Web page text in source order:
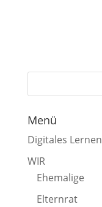
Menü
Digitales Lernen
WIR
Ehemalige
Elternrat